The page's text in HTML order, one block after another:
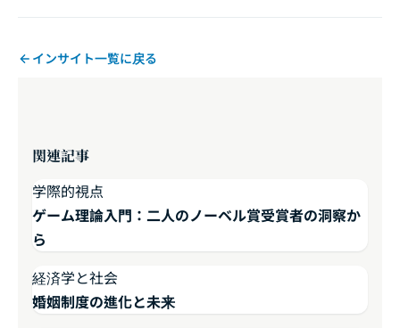
インサイト一覧に戻る
関連記事
学際的視点
ゲーム理論入門：二人のノーベル賞受賞者の洞察か
ら
経済学と社会
婚姻制度の進化と未来